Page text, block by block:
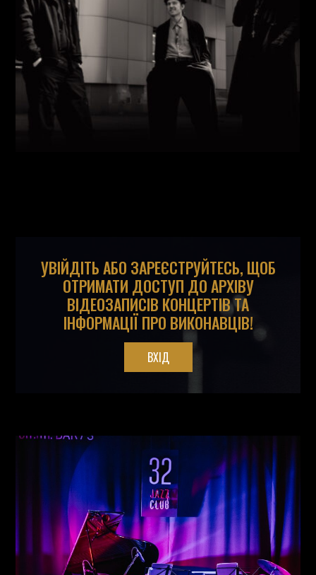
УВІЙДІТЬ АБО ЗАРЕЄСТРУЙТЕСЬ, ЩОБ
ОТРИМАТИ ДОСТУП ДО АРХІВУ
ВІДЕОЗАПИСІВ КОНЦЕРТІВ ТА
ІНФОРМАЦІЇ ПРО ВИКОНАВЦІВ!
ВХІД